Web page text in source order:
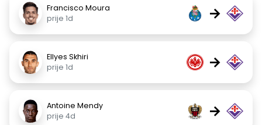
Francisco Moura
prije 1d
→
Ellyes Skhiri
prije 1d
→
Antoine Mendy
prije 4d
→